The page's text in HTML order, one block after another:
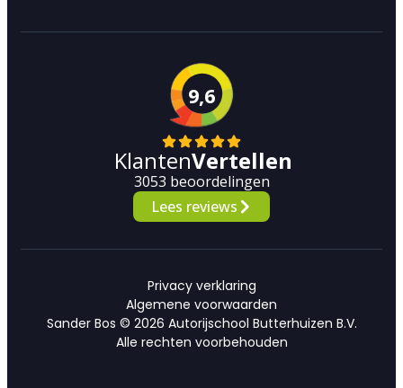
9,6
KlantenVertellen
3053 beoordelingen
Lees reviews
Privacy verklaring
Algemene voorwaarden
Sander Bos © 2026 Autorijschool Butterhuizen B.V.
Alle rechten voorbehouden